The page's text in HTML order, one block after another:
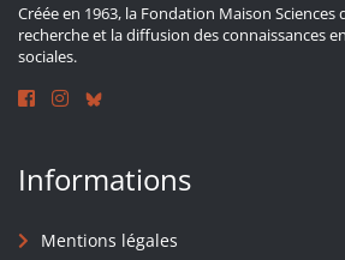
Créée en 1963, la Fondation Maison
recherche et la diffusion des connaissances
sociales.
Informations
Mentions légales